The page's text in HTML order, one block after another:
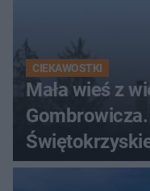
CIEKAWOSTKI
Mała wieś z